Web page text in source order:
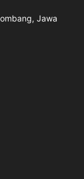
Jawa